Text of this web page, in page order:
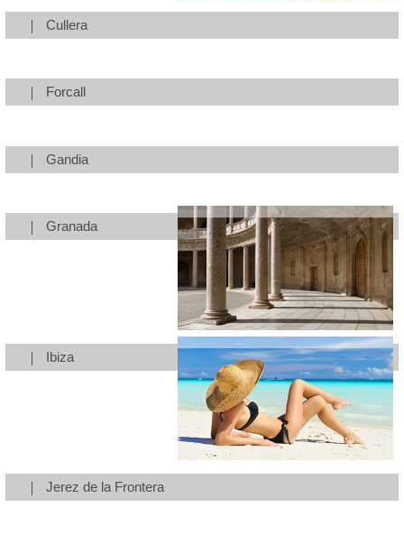
Cullera
Forcall
Gandia
Granada
Ibiza
Jerez de la Frontera